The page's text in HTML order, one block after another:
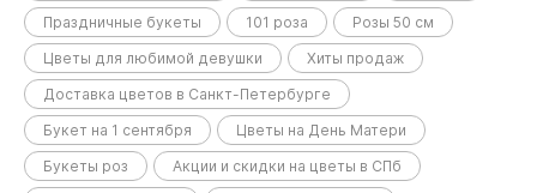
Праздничные букеты
101 роза
Розы 50 см
Цветы для любимой девушки
Хиты продаж
Доставка цветов в Санкт-Петербурге
Букет на 1 сентября
Цветы на День Матери
Букеты роз
Акции и скидки на цветы в СПб